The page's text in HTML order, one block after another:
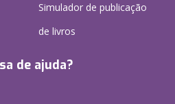
Simulador de publicação
de livros
de ajuda?